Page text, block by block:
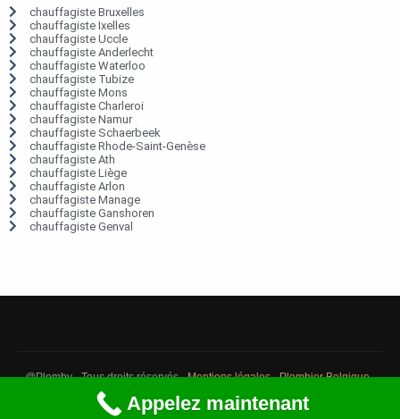
chauffagiste Bruxelles
chauffagiste Ixelles
chauffagiste Uccle
chauffagiste Anderlecht
chauffagiste Waterloo
chauffagiste Tubize
chauffagiste Mons
chauffagiste Charleroi
chauffagiste Namur
chauffagiste Schaerbeek
chauffagiste Rhode-Saint-Genèse
chauffagiste Ath
chauffagiste Liège
chauffagiste Arlon
chauffagiste Manage
chauffagiste Ganshoren
chauffagiste Genval
@Plomby - Tous droits réservés -Mentions légales-Plombier Belgique-
Débouchage Belgique
Appelez maintenant